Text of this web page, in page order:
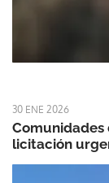
30 ENE 2026
Comunidades
licitación